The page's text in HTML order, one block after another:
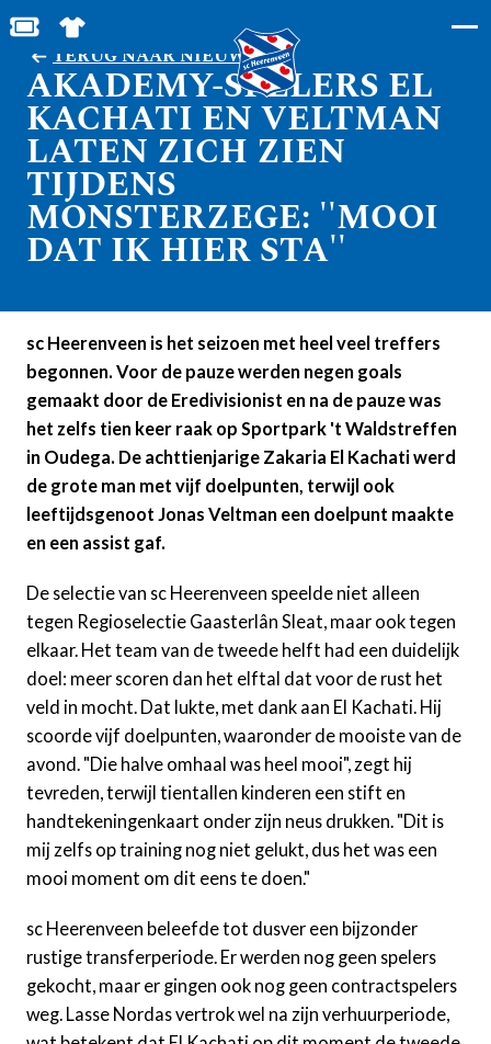
BESTEL JOUW TICKETS
SHOP IN DE FEANSTORE
TERUG NAAR NIEUWS
AKADEMY-SPELERS EL
KACHATI EN VELTMAN
LATEN ZICH ZIEN
TIJDENS
MONSTERZEGE: ''MOOI
DAT IK HIER STA''
sc Heerenveen is het seizoen met heel veel treffers
begonnen. Voor de pauze werden negen goals
gemaakt door de Eredivisionist en na de pauze was
het zelfs tien keer raak op Sportpark 't Waldstreffen
in Oudega. De achttienjarige Zakaria El Kachati werd
de grote man met vijf doelpunten, terwijl ook
leeftijdsgenoot Jonas Veltman een doelpunt maakte
en een assist gaf.
De selectie van sc Heerenveen speelde niet alleen
tegen Regioselectie Gaasterlân Sleat, maar ook tegen
elkaar. Het team van de tweede helft had een duidelijk
doel: meer scoren dan het elftal dat voor de rust het
veld in mocht. Dat lukte, met dank aan El Kachati. Hij
scoorde vijf doelpunten, waaronder de mooiste van de
avond. "Die halve omhaal was heel mooi", zegt hij
tevreden, terwijl tientallen kinderen een stift en
handtekeningenkaart onder zijn neus drukken. "Dit is
mij zelfs op training nog niet gelukt, dus het was een
mooi moment om dit eens te doen."
sc Heerenveen beleefde tot dusver een bijzonder
rustige transferperiode. Er werden nog geen spelers
gekocht, maar er gingen ook nog geen contractspelers
weg. Lasse Nordas vertrok wel na zijn verhuurperiode,